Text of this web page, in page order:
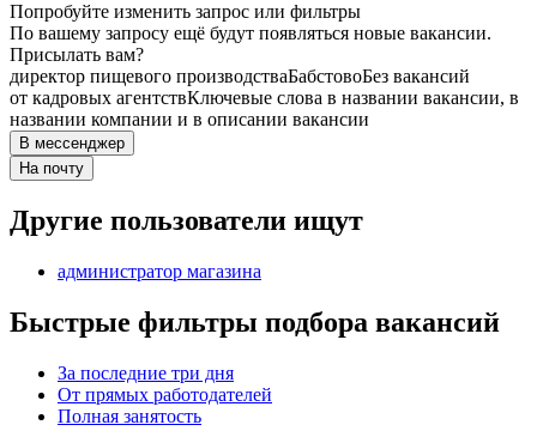
Попробуйте изменить запрос или фильтры
По вашему запросу ещё будут появляться новые вакансии.
Присылать вам?
директор пищевого производстваБабстовоБез вакансий
от кадровых агентствКлючевые слова в названии вакансии, в
названии компании и в описании вакансии
В мессенджер
На почту
Другие пользователи ищут
администратор магазина
Быстрые фильтры подбора вакансий
За последние три дня
От прямых работодателей
Полная занятость